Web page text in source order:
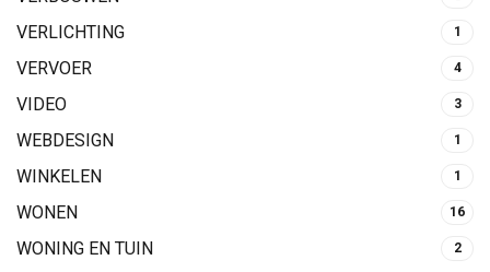
VERLICHTING 1
VERVOER 4
VIDEO 3
WEBDESIGN 1
WINKELEN 1
WONEN 16
WONING EN TUIN 2